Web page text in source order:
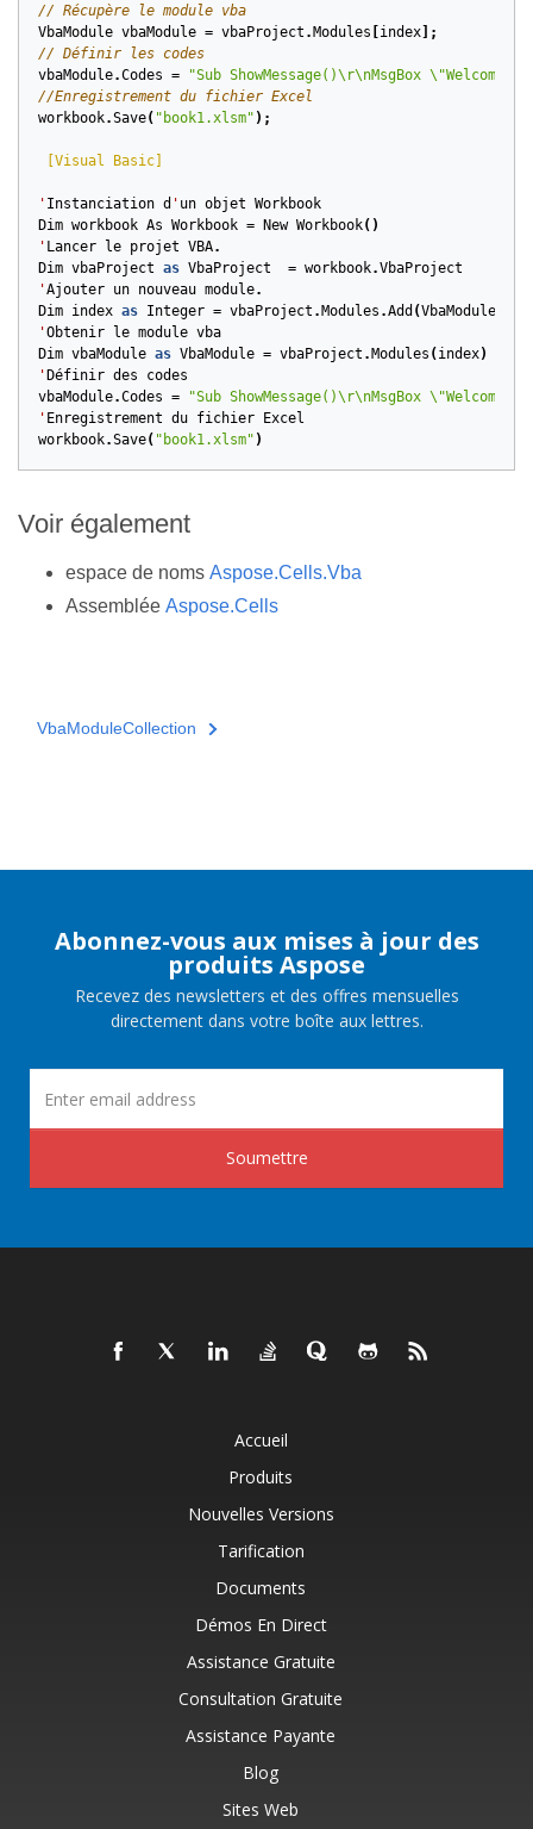
// Récupère le module vba
VbaModule vbaModule = vbaProject . Modules index ];
// Définir les codes
vbaModule.Codes =
"Sub ShowMessage()\r\nMsgBox \"Welcome
//Enregistrement du fichier Excel
workbook.Save( "book1.xlsm" );
[Visual Basic]
' Instanciation d ' un objet Workbook
Dim workbook As Workbook = New Workbook()
' Lancer le projet VBA.
Dim vbaProject as VbaProject = workbook.VbaProject
'Ajouter un nouveau module.
Dim index as Integer = vbaProject . Modules .Add (VbaModuleType
'Obtenir le module vba
Dim vbaModule as VbaModule = vbaProject . Modules ( index)
' Définir des
codes
vbaModule.Codes =
"Sub ShowMessage()\r\nMsgBox \"Welcome
' Enregistrement du fichier
Excel
workbook.Save( "book1.xlsm" )
Voir également
espace de noms Aspose.Cells.Vba
Assemblée Aspose.Cells
VbaModuleCollection
Abonnez-vous aux mises à jour des
produits Aspose
Recevez des newsletters et des offres mensuelles
directement dans votre boîte aux lettres.
Soumettre
Accueil
Produits
Nouvelles Versions
Tarification
Documents
Démos En Direct
Assistance Gratuite
Consultation Gratuite
Assistance Payante
Blog
Sites Web